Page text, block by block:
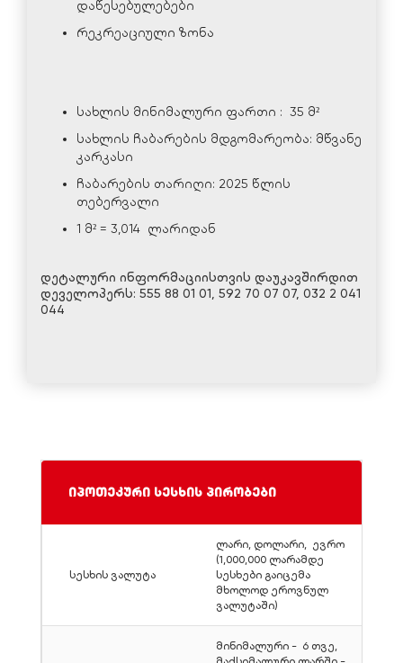
დაწესებულებები
რეკრეაციული ზონა
სახლის მინიმალური ფართი : 35 მ²
სახლის ჩაბარების მდგომარეობა: მწვანე
კარკასი
ჩაბარების თარიღი: 2025 წლის
თებერვალი
1 მ² = 3,014 ლარიდან
დეტალური ინფორმაციისთვის დაუკავშირდით
დეველოპერს: 555 88 01 01, 592 70 07 07, 032 2 041
044
იპოთეკური სესხის პირობები
სესხის ვალუტა
ლარი, დოლარი, ევრო
(1,000,000 ლარამდე
სესხები გაიცემა
მხოლოდ ეროვნულ
ვალუტაში)
მინიმალური - 6 თვე,